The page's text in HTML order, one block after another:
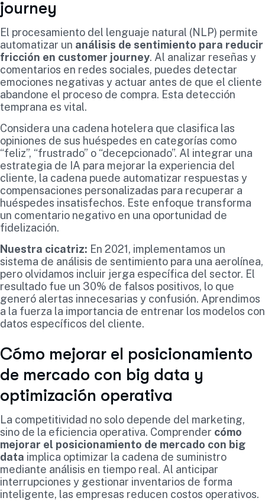
journey
El procesamiento del lenguaje natural (NLP) permite
automatizar un análisis de sentimiento para reducir
fricción en customer journey. Al analizar reseñas y
comentarios en redes sociales, puedes detectar
emociones negativas y actuar antes de que el cliente
abandone el proceso de compra. Esta detección
temprana es vital.
Considera una cadena hotelera que clasifica las
opiniones de sus huéspedes en categorías como
“feliz”, “frustrado” o “decepcionado”. Al integrar una
estrategia de IA para mejorar la experiencia del
cliente, la cadena puede automatizar respuestas y
compensaciones personalizadas para recuperar a
huéspedes insatisfechos. Este enfoque transforma
un comentario negativo en una oportunidad de
fidelización.
Nuestra cicatriz: En 2021, implementamos un
sistema de análisis de sentimiento para una aerolínea,
pero olvidamos incluir jerga específica del sector. El
resultado fue un 30% de falsos positivos, lo que
generó alertas innecesarias y confusión. Aprendimos
a la fuerza la importancia de entrenar los modelos con
datos específicos del cliente.
Cómo mejorar el posicionamiento
de mercado con big data y
optimización operativa
La competitividad no solo depende del marketing,
sino de la eficiencia operativa. Comprender cómo
mejorar el posicionamiento de mercado con big
data implica optimizar la cadena de suministro
mediante análisis en tiempo real. Al anticipar
interrupciones y gestionar inventarios de forma
inteligente, las empresas reducen costos operativos.